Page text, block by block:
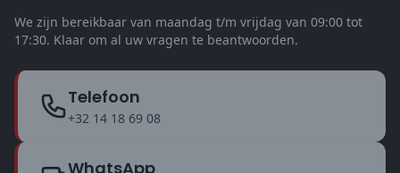
We zijn bereikbaar van maandag t/m vrijdag van 09:00 tot
17:30. Klaar om al uw vragen te beantwoorden.
Telefoon
+32 14 18 69 08
WhatsApp